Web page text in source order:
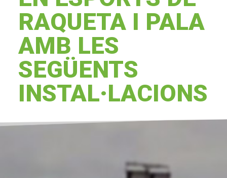
RAQUETA I PALA
AMB LES
SEGÜENTS
INSTAL·LACIONS…